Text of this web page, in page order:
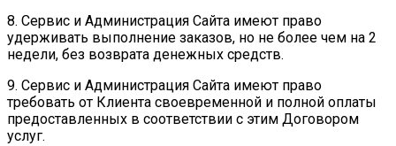
8. Сервис и Администрация Сайта имеют право
удерживать выполнение заказов, но не более чем на 2
недели, без возврата денежных средств.
9. Сервис и Администрация Сайта имеют право
требовать от Клиента своевременной и полной оплаты
предоставленных в соответствии с этим Договором
услуг.